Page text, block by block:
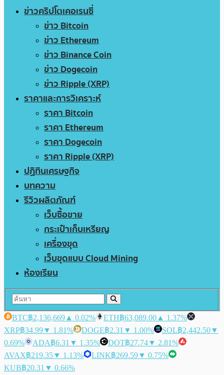
ข่าวคริปโตเคอเรนซี่
ข่าว Bitcoin
ข่าว Ethereum
ข่าว Binance Coin
ข่าว Dogecoin
ข่าว Ripple (XRP)
ราคาและการวิเคราะห์
ราคา Bitcoin
ราคา Ethereum
ราคา Dogecoin
ราคา Ripple (XRP)
ปฏิทินเศรษฐกิจ
บทความ
รีวิวผลิตภัณฑ์
เว็บซื้อขาย
กระเป๋าเก็บเหรียญ
เครื่องขุด
เว็บขุดแบบ Cloud Mining
ห้องเรียน
BTC฿2,136,669 ▲ 0.02% ETH฿63,089.00 ▲ 1.37%
XRP฿34.99▼ 1.81% DOGE฿2.31 ▼ 1.00% SOL฿2,442.50▼
0.69%
ADA฿6.31 ▼ 1.35% DOT฿27.74▼ 2.81%
AVAX฿219.35▼ 1.13% LINK฿269.59▼ 0.75%
KUB฿20.31 ▼ 0.66%